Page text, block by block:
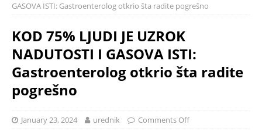
GASOVA ISTI: Gastroenterolog otkrio šta radite pogrešno
KOD 75% LJUDI JE UZROK
NADUTOSTI I GASOVA ISTI:
Gastroenterolog otkrio šta radite
pogrešno
January 23, 2024 urednik Comments Off